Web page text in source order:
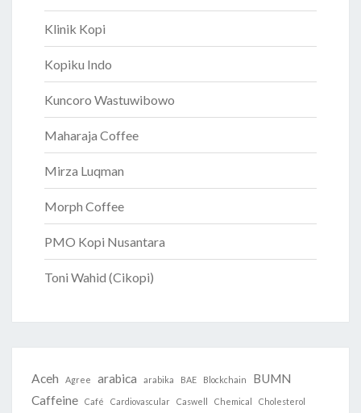
Klinik Kopi
Kopiku Indo
Kuncoro Wastuwibowo
Maharaja Coffee
Mirza Luqman
Morph Coffee
PMO Kopi Nusantara
Toni Wahid (Cikopi)
Aceh Agree arabica arabika BAE Blockchain
BUMN
Caffeine
Café Cardiovascular Caswell Chemical Cholesterol